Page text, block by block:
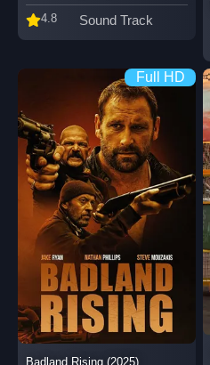
4.8 Sound Track
Full HD
Badland Rising (2025)